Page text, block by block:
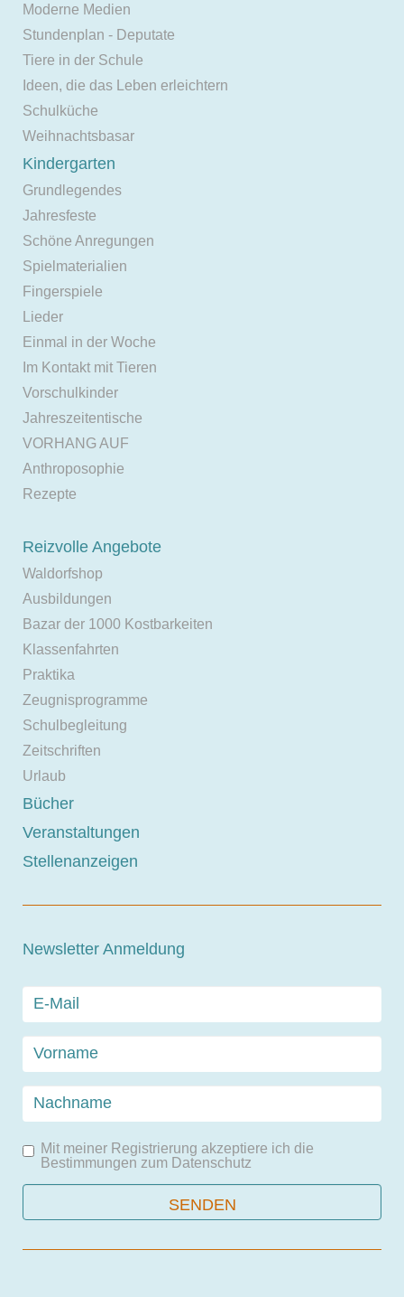
Moderne Medien
Stundenplan - Deputate
Tiere in der Schule
Ideen, die das Leben erleichtern
Schulküche
Weihnachtsbasar
Kindergarten
Grundlegendes
Jahresfeste
Schöne Anregungen
Spielmaterialien
Fingerspiele
Lieder
Einmal in der Woche
Im Kontakt mit Tieren
Vorschulkinder
Jahreszeitentische
VORHANG AUF
Anthroposophie
Rezepte
Reizvolle Angebote
Waldorfshop
Ausbildungen
Bazar der 1000 Kostbarkeiten
Klassenfahrten
Praktika
Zeugnisprogramme
Schulbegleitung
Zeitschriften
Urlaub
Bücher
Veranstaltungen
Stellenanzeigen
Newsletter Anmeldung
Mit meiner Registrierung akzeptiere ich die
Bestimmungen zum Datenschutz